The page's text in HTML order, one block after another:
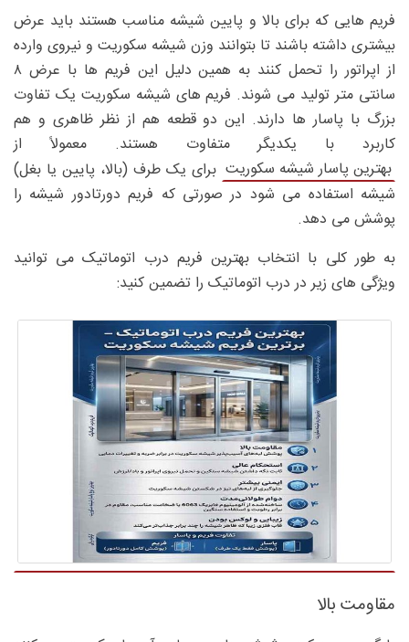
فریم هایی که برای بالا و پایین شیشه مناسب هستند باید عرض
بیشتری داشته باشند تا بتوانند وزن شیشه سکوریت و نیروی وارده
از اپراتور را تحمل کنند به همین دلیل این فریم ها با عرض ۸
سانتی متر تولید می شوند. فریم های شیشه سکوریت یک تفاوت
بزرگ با پاسار ها دارند. این دو قطعه هم از نظر ظاهری و هم
کاربرد با یکدیگر متفاوت هستند. معمولاً از
بهترین پاسار شیشه سکوریت برای یک طرف (بالا، پایین یا بغل)
شیشه استفاده می شود در صورتی که فریم دورتادور شیشه را
پوشش می دهد.
به طور کلی با انتخاب بهترین فریم درب اتوماتیک می توانید
ویژگی های زیر در درب اتوماتیک را تضمین کنید:
مقاومت بالا